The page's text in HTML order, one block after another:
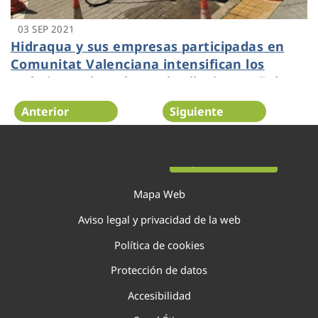
03 SEP 2021
Hidraqua y sus empresas participadas en
Comunitat Valenciana intensifican los
trabajos en la red ante las lluvias otoñales
Anterior Siguiente
Mapa Web
Aviso legal y privacidad de la web
Política de cookies
Protección de datos
Accesibilidad